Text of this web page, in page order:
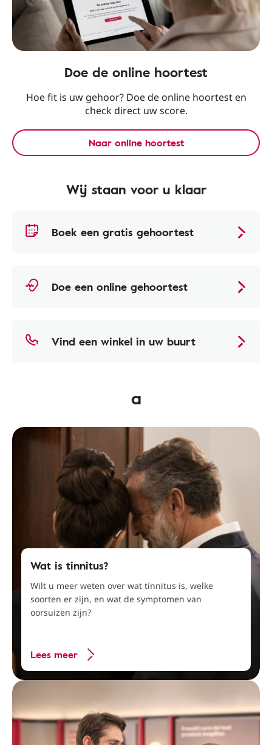
Doe de online hoortest
Hoe fit is uw gehoor? Doe de online hoortest en
check direct uw score.
Naar online hoortest
Wij staan voor u klaar
Boek een gratis gehoortest
Doe een online gehoortest
Vind een winkel in uw buurt
a
Wat is tinnitus?
Wilt u meer weten over wat tinnitus is, welke
soorten er zijn, en wat de symptomen van
oorsuizen zijn?
Lees meer